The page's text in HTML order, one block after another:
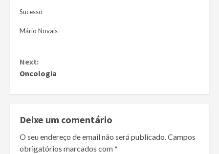
Sucesso
Mário Novais
Continue
Reading
Next:
Oncologia
Deixe um comentário
O seu endereço de email não será publicado.Campos
obrigatórios marcados com*